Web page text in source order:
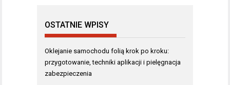
OSTATNIE WPISY
Oklejanie samochodu folią krok po kroku:
przygotowanie, techniki aplikacji i pielęgnacja
zabezpieczenia